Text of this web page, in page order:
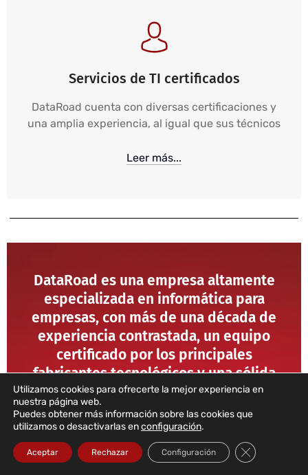
Servicios de TI certificados
DataRoad cuenta con diversas certificaciones y
una amplia experiencia, al igual que sus técnicos
Leer más...
DataRoad es una empresa altamente
especializada en informática para
empresas, con más de una década de
experiencia contrastada, un equipo
certificado por los principales
fabricantes tecnológicos y una sólida
trayectoria en instalación de redes,
seguridad informática y servicios de TI
gestionados.
Utilizamos cookies para ofrecerte la mejor experiencia en
nuestra página web.
Puedes obtener más información sobre las cookies que
utilizamos o desactivarlas enconfiguración.
Aceptar Rechazar Configuración Cerrar el